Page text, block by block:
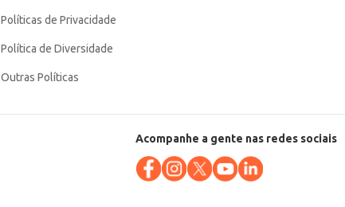
Políticas de Privacidade
Política de Diversidade
Outras Políticas
Acompanhe a gente nas redes sociais